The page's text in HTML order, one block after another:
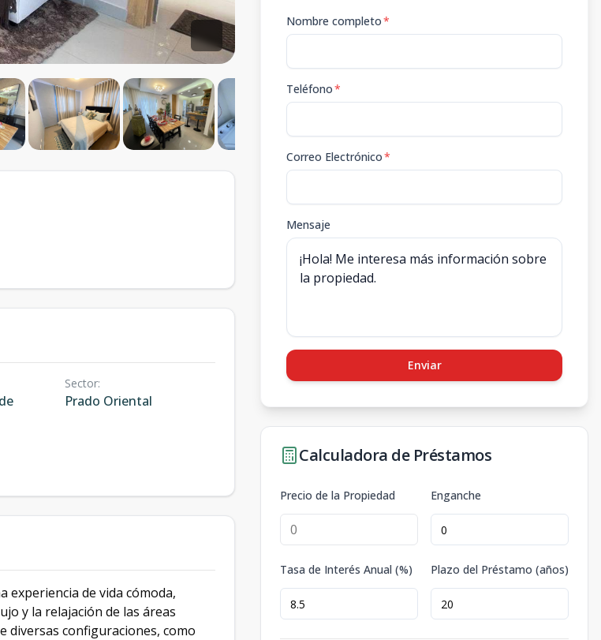
Sector:
Prado Oriental
de vida cómoda,
y la relajación de las áreas
diversas configuraciones, como
Nombre completo*
Teléfono*
Correo Electrónico*
Mensaje
Enviar
Calculadora de Préstamos
Precio de la Propiedad Enganche
Tasa de Interés Anual (%) Plazo del Préstamo (años)